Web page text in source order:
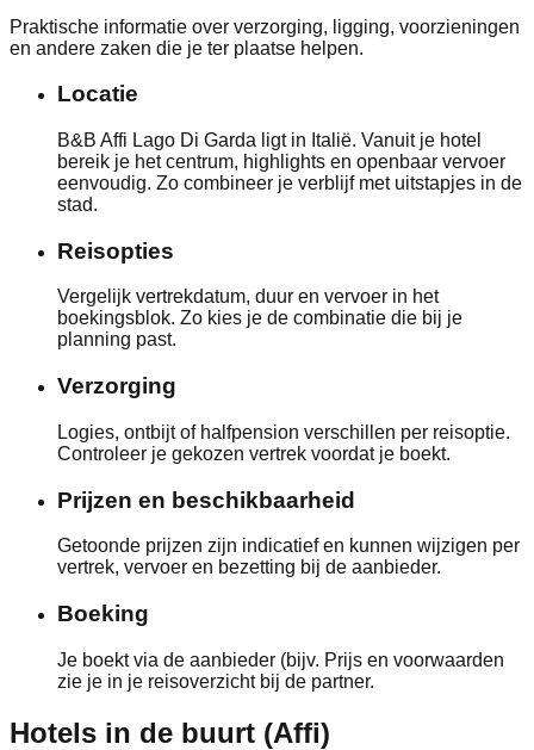
Praktische informatie over verzorging, ligging, voorzieningen
en andere zaken die je ter plaatse helpen.
Locatie
B&B Affi Lago Di Garda ligt in Italië. Vanuit je hotel
bereik je het centrum, highlights en openbaar vervoer
eenvoudig. Zo combineer je verblijf met uitstapjes in de
stad.
Reisopties
Vergelijk vertrekdatum, duur en vervoer in het
boekingsblok. Zo kies je de combinatie die bij je
planning past.
Verzorging
Logies, ontbijt of halfpension verschillen per reisoptie.
Controleer je gekozen vertrek voordat je boekt.
Prijzen en beschikbaarheid
Getoonde prijzen zijn indicatief en kunnen wijzigen per
vertrek, vervoer en bezetting bij de aanbieder.
Boeking
Je boekt via de aanbieder (bijv. Prijs en voorwaarden
zie je in je reisoverzicht bij de partner.
Hotels in de buurt (Affi)